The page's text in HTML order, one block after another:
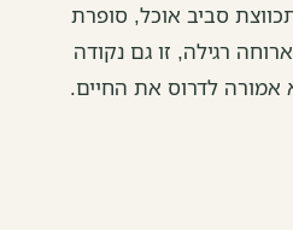
סביב אוכל, סופרת
רגילה, זו גם נקודה
אמורה לדרוס את החיים.